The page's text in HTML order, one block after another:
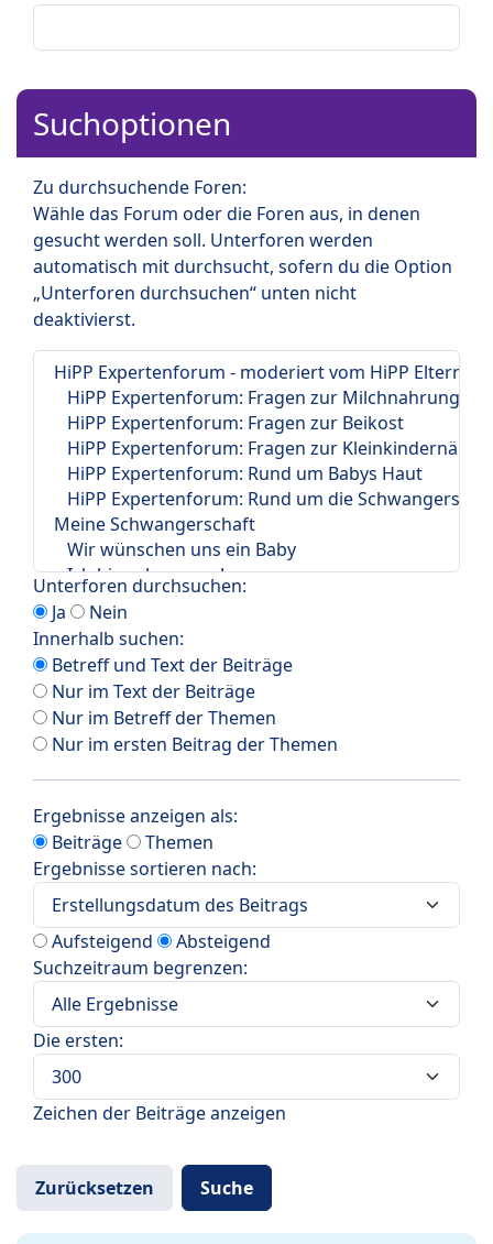
Suchoptionen
Zu durchsuchende Foren:
Wähle das Forum oder die Foren aus, in denen
gesucht werden soll. Unterforen werden
automatisch mit durchsucht, sofern du die Option
„Unterforen durchsuchen“ unten nicht
deaktivierst.
Unterforen durchsuchen:
Ja
Nein
Innerhalb suchen:
Betreff und Text der Beiträge
Nur im Text der Beiträge
Nur im Betreff der Themen
Nur im ersten Beitrag der Themen
Ergebnisse anzeigen als:
Beiträge
Themen
Ergebnisse sortieren nach:
Aufsteigend
Absteigend
Suchzeitraum begrenzen:
Die ersten:
Zeichen der Beiträge anzeigen